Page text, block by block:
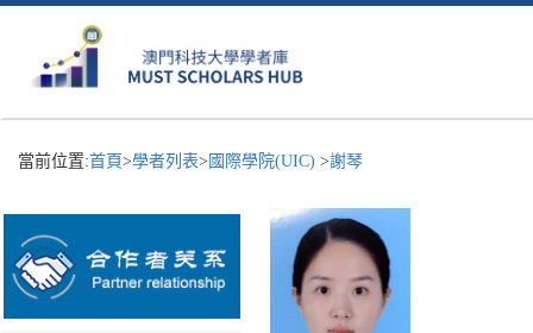
當前位置:首頁>學者列表> 國際學院(UIC) >謝琴